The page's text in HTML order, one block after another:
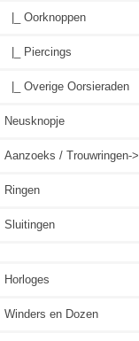
|_ Oorknoppen
|_ Piercings
|_ Overige Oorsieraden
Neusknopje
Aanzoeks / Trouwringen->
Ringen
Sluitingen
Horloges
Winders en Dozen